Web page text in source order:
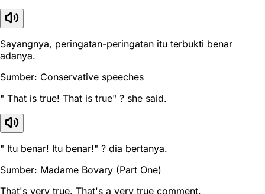
Sayangnya, peringatan-peringatan itu terbukti benar
adanya.
Sumber: Conservative speeches
" That is true! That is true" ? she said.
" Itu benar! Itu benar!" ? dia bertanya.
Sumber: Madame Bovary (Part One)
That's very true. That's a very true comment.